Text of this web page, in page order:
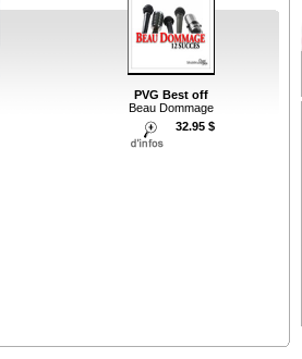
PVG Best off
Beau Dommage
32.95 $